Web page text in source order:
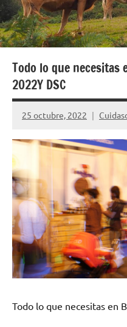
Todo lo que necesitas
2022Y DSC
25 octubre, 2022
Todo lo que necesitas en